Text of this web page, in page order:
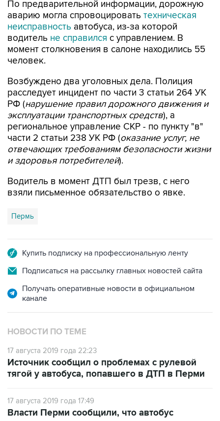
неисправностьавтобуса, из-за которой
водительне справилсяс управлением. В
момент столкновения в салоне находились 55
человек.
Возбуждено два уголовных дела. Полиция
РФ (нарушение правил дорожного движения и
эксплуатации транспортных средств), а
региональное управление СКР - по пункту "в"
части 2 статьи 238 УК РФ (оказание услуг, не
отвечающих требованиям безопасности жизни
и здоровья потребителей).
Водитель в момент ДТП был трезв, с него
Пермь
Подписаться на рассылку главных новостей сайта
Получать оперативные новости в официальном
НОВОСТИ ПО ТЕМЕ
17 августа 2019 года 22:23
тягой у автобуса, попавшего в ДТП в Перми
17 августа 2019 года 17:49
врезался в здание из-за неисправности